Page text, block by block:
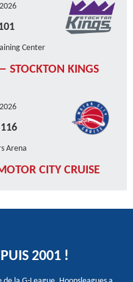
Center
STOCKTON KINGS
116
Arena
CITY CRUISE
2001 !